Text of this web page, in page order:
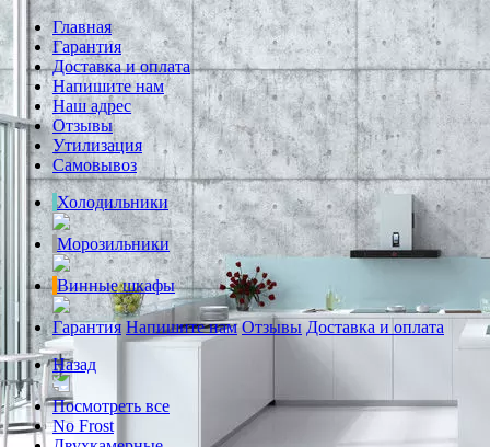
Главная
Гарантия
Доставка и оплата
Напишите нам
Наш адрес
Отзывы
Утилизация
Самовывоз
Холодильники
Морозильники
Винные шкафы
Гарантия Напишите нам Отзывы Доставка и оплата
Назад
Посмотреть все
No Frost